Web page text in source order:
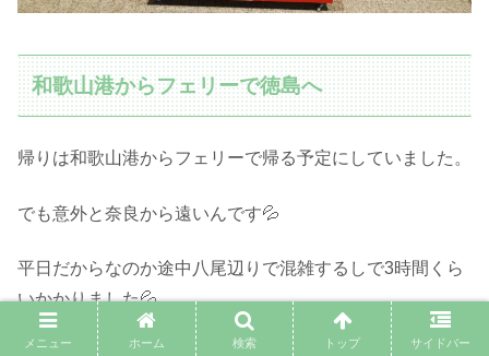
和歌山港からフェリーで徳島へ
帰りは和歌山港からフェリーで帰る予定にしていました。
でも意外と奈良から遠いんです💦
平日だからなのか途中八尾辺りで混雑するしで3時間くら
いかかりました💦
メニュー ホーム 検索 トップ サイドバー